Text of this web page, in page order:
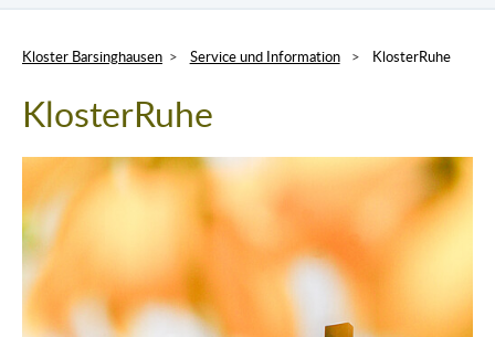
Kloster Barsinghausen Service und Information KlosterRuhe
KlosterRuhe